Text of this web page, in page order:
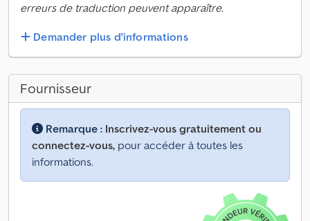
erreurs de traduction peuvent apparaître.
Demander plus d'informations
Fournisseur
Remarque : Inscrivez-vous gratuitement ou
connectez-vous, pour accéder à toutes les
informations.